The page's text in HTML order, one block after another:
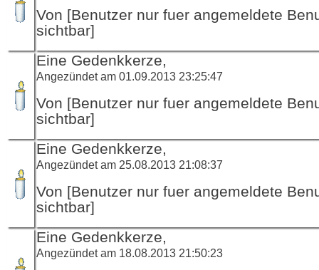
Von [Benutzer nur fuer angemeldete
sichtbar]
Eine Gedenkkerze,
Angezündet am 01.09.2013 23:25:47
Von [Benutzer nur fuer angemeldete
sichtbar]
Eine Gedenkkerze,
Angezündet am 25.08.2013 21:08:37
Von [Benutzer nur fuer angemeldete
sichtbar]
Eine Gedenkkerze,
Angezündet am 18.08.2013 21:50:23